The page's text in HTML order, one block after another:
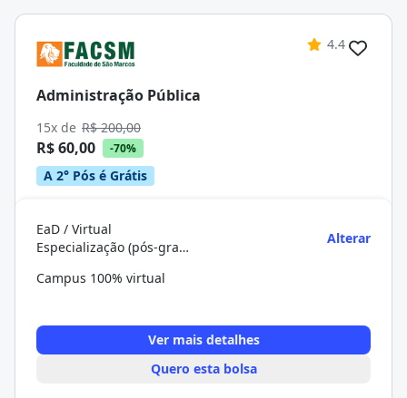
4.4
Administração Pública
15x de R$ 200,00
R$ 60,00 -70%
A 2° Pós é Grátis
EaD / Virtual
Especialização (pós-graduação)
Alterar
Campus 100% virtual
Ver mais detalhes
Quero esta bolsa